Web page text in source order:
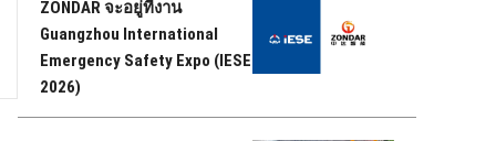
ZONDAR จะอยู่ที่งาน
Guangzhou International
Emergency Safety Expo (IESE
2026)